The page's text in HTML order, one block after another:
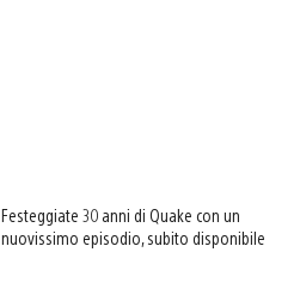
Festeggiate 30 anni di Quake con un
nuovissimo episodio, subito disponibile